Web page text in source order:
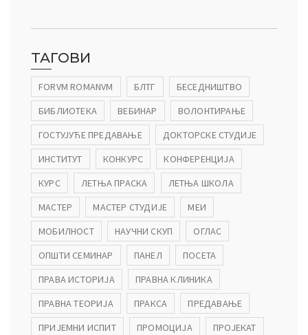
ТАГОВИ
FORVM ROMANVM БЛТГ
БЕСЕДНИШТВО
БИБЛИОТЕКА
ВЕБИНАР
ВОЛОНТИРАЊЕ
ГОСТУЈУЋЕ ПРЕДАВАЊЕ
ДОКТОРСКЕ СТУДИЈЕ
ИНСТИТУТ
КОНКУРС
КОНФЕРЕНЦИЈА
КУРС
ЛЕТЊА ПРАСКА
ЛЕТЊА ШКОЛА
МАСТЕР
МАСТЕР СТУДИЈЕ
МЕИ
МОБИЛНОСТ
НАУЧНИ СКУП
ОГЛАС
ОПШТИ СЕМИНАР
ПАНЕЛ
ПОСЕТА
ПРАВА ИСТОРИЈА
ПРАВНА КЛИНИКА
ПРАВНА ТЕОРИЈА
ПРАКСА
ПРЕДАВАЊЕ
ПРИЈЕМНИ ИСПИТ
ПРОМОЦИЈА
ПРОЈЕКАТ